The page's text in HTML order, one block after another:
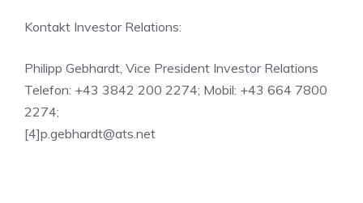
Kontakt Investor Relations:
Philipp Gebhardt, Vice President Investor Relations
Telefon: +43 3842 200 2274; Mobil: +43 664 7800
2274;
[4]p.gebhardt@ats.net